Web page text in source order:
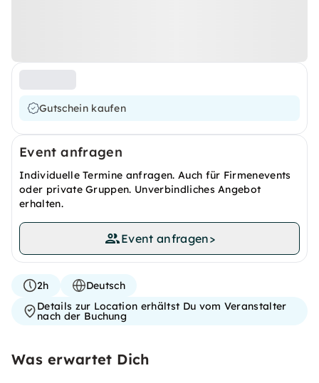
Gutschein kaufen
Event anfragen
Individuelle Termine anfragen. Auch für Firmenevents
oder private Gruppen. Unverbindliches Angebot
erhalten.
Event anfragen>
2h
Deutsch
Details zur Location erhältst Du vom Veranstalter
nach der Buchung
Was erwartet Dich